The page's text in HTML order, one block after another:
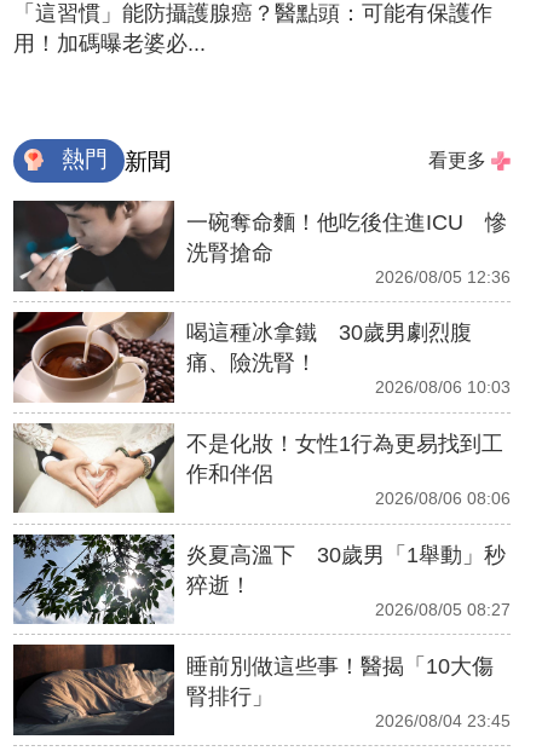
「這習慣」能防攝護腺癌？醫點頭：可能有保護作
用！加碼曝老婆必...
熱門 新聞 看更多
一碗奪命麵！他吃後住進ICU 慘
洗腎搶命
2026/08/05 12:36
喝這種冰拿鐵 30歲男劇烈腹
痛、險洗腎！
2026/08/06 10:03
不是化妝！女性1行為更易找到工
作和伴侶
2026/08/06 08:06
炎夏高溫下 30歲男「1舉動」秒
猝逝！
2026/08/05 08:27
睡前別做這些事！醫揭「10大傷
腎排行」
2026/08/04 23:45